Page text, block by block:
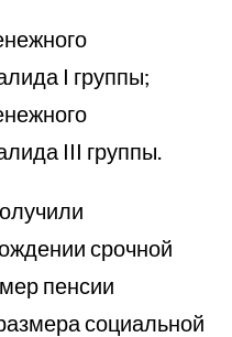
I группы;
III группы.
срочной
пенсии
социальной